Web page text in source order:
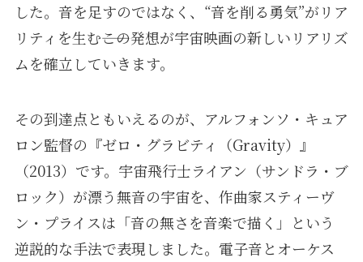
した。音を足すのではなく、“音を削る勇気”がリア
リティを生む――この発想が宇宙映画の新しいリアリズ
ムを確立していきます。
その到達点ともいえるのが、アルフォンソ・キュア
ロン監督の『ゼロ・グラビティ（Gravity）』
（2013）です。宇宙飛行士ライアン（サンドラ・ブ
ロック）が漂う無音の宇宙を、作曲家スティーヴ
ン・プライスは「音の無さを音楽で描く」という
逆説的な手法で表現しました。電子音とオーケス